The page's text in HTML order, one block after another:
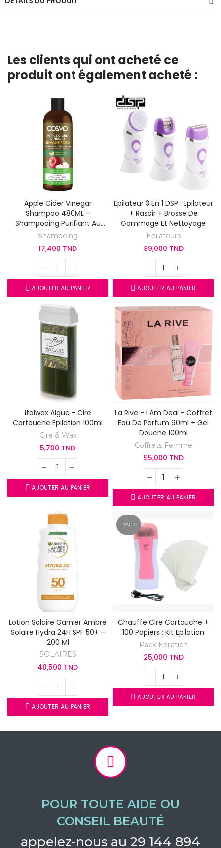
Les clients qui ont acheté ce
produit ont également acheté :
Apple Cider Vinegar
Shampoo 480ML –
Shampooing Purifiant Au
Vinaigre De Cidre
Shampoing
17,400 TND
AJOUTER AU PANIER
Epilateur 3 En 1 DSP : Epilateur
+ Rasoir + Brosse De
Gommage Et Nettoyage
Epilateurs
89,000 TND
AJOUTER AU PANIER
Italwax Algue - Cire
Cartouche Epilation 100ml
Cire & Wax
5,700 TND
AJOUTER AU PANIER
La Rive - I Am Deal - Coffret
Eau De Parfum 90ml + Gel
Douche 100ml
Coffrets Femme
55,000 TND
AJOUTER AU PANIER
Lotion Solaire Garnier Ambre
Solaire Hydra 24H SPF 50+ –
200 Ml
SOLAIRES
40,500 TND
AJOUTER AU PANIER
PACK
Chauffe Cire Cartouche +
100 Papiers : Kit Epilation
Pack Epilation
25,000 TND
AJOUTER AU PANIER
POUR TOUTE AIDE OU
CONSEIL BEAUTÉ
appelez-nous au 29 144 894